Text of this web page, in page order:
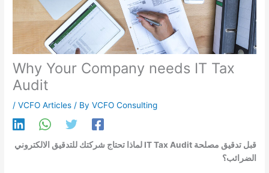
Why Your Company needs IT Tax
Audit
/VCFO Articles / ByVCFO Consulting
لماذا تحتاج شركتك للتدقيق الالكتروني IT Tax Audit قبل تدقيق مصلحة
الضرائب؟